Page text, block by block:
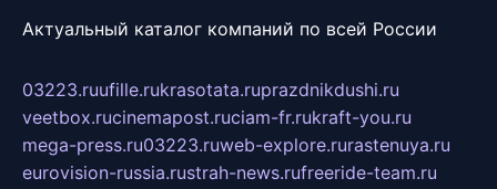
Актуальный каталог компаний по всей России
03223.ruufille.rukrasotata.ruprazdnikdushi.ru
veetbox.rucinemapost.ruciam-fr.rukraft-you.ru
mega-press.ru03223.ruweb-explore.rurastenuya.ru
eurovision-russia.rustrah-news.rufreeride-team.ru